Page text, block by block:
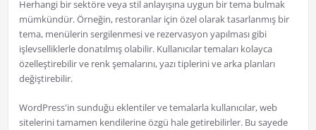
Herhangi bir sektöre veya stil anlayışına uygun bir tema bulmak
mümkündür. Örneğin, restoranlar için özel olarak tasarlanmış bir
tema, menülerin sergilenmesi ve rezervasyon yapılması gibi
işlevselliklerle donatılmış olabilir. Kullanıcılar temaları kolayca
özelleştirebilir ve renk şemalarını, yazı tiplerini ve arka planları
değiştirebilir.
WordPress'in sunduğu eklentiler ve temalarla kullanıcılar, web
sitelerini tamamen kendilerine özgü hale getirebilirler. Bu sayede